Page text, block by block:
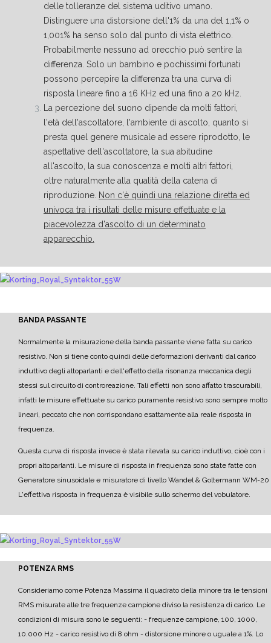
delle tolleranze del sistema uditivo umano.
Distinguere una distorsione dell'1% da una del 1,1% o
1,001% ha senso solo dal punto di vista elettrico.
Probabilmente nessuno ad orecchio può sentire la
differenza. Solo un bambino e pochissimi fortunati
possono percepire la differenza tra una curva di
risposta lineare fino a 16 KHz ed una fino a 20 kHz.
La percezione del suono dipende da molti fattori,
l'età dell'ascoltatore, l'ambiente di ascolto, quanto si
presta quel genere musicale ad essere riprodotto, le
aspettative dell'ascoltatore, la sua abitudine
all'ascolto, la sua conoscenza e molti altri fattori,
oltre naturalmente alla qualità della catena di
riproduzione. Non c'è quindi una relazione diretta ed
univoca tra i risultati delle misure effettuate e la
piacevolezza d'ascolto di un determinato
apparecchio.
BANDA PASSANTE
Normalmente la misurazione della banda passante viene fatta su carico
resistivo. Non si tiene conto quindi delle deformazioni derivanti dal carico
induttivo degli altoparlanti e dell'effetto della risonanza meccanica degli
stessi sul circuito di controreazione. Tali effetti non sono affatto trascurabili,
infatti le misure effettuate su carico puramente resistivo sono sempre molto
lineari, peccato che non corrispondano esattamente alla reale risposta in
frequenza.
Questa curva di risposta invece è stata rilevata su carico induttivo, cioè con i
propri altoparlanti. Le misure di risposta in frequenza sono state fatte con
Generatore sinusoidale e misuratore di livello Wandel & Goltermann WM-20
L'effettiva risposta in frequenza è visibile sullo schermo del vobulatore.
POTENZA RMS
Consideriamo come Potenza Massima il quadrato della minore tra le tensioni
RMS misurate alle tre frequenze campione diviso la resistenza di carico. Le
condizioni di misura sono le seguenti: - frequenze campione, 100, 1000,
10.000 Hz - carico resistivo di 8 ohm - distorsione minore o uguale a 1%. Lo